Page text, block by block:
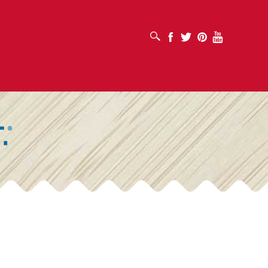
SUCHFELD ÖFFNENFacebook
Twitter PinterestYoutube